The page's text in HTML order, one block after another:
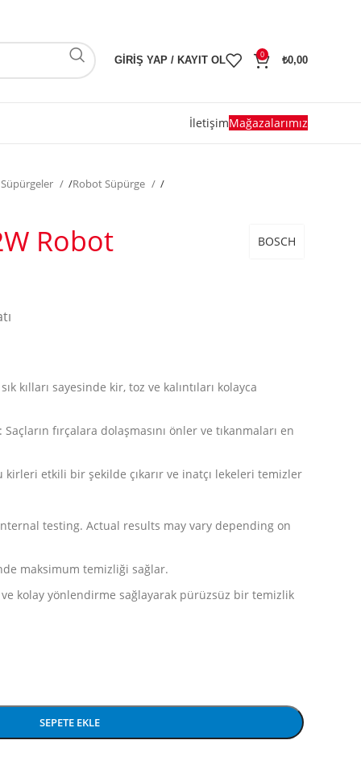
GIRIŞ YAP / KAYIT OL 0 ₺0,00
İletişimMağazalarımız
/Robot Süpürge /
Robot BOSCH
kılları sayesinde kir, toz ve kalıntıları kolayca
fırçalara dolaşmasını önler ve tıkanmaları en
kirleri etkili bir şekilde çıkarır ve inatçı lekeleri temizler
testing. Actual results may vary depending on
maksimum temizliği sağlar.
ve kolay yönlendirme sağlayarak pürüzsüz bir temizlik
SEPETE EKLE